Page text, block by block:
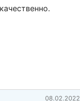
08.02.2022